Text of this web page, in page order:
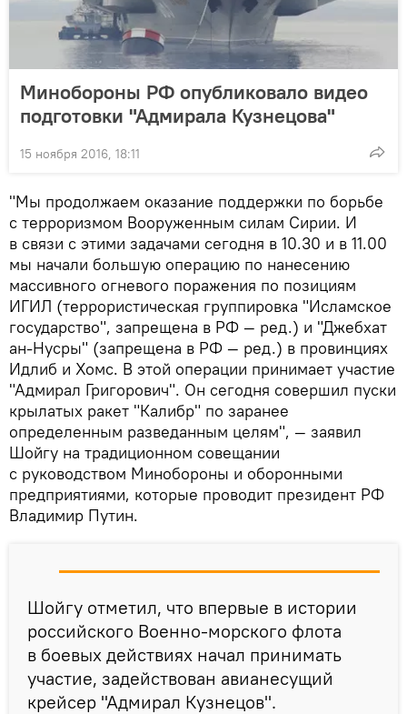
Минобороны РФ опубликовало видео
подготовки "Адмирала Кузнецова"
15 ноября 2016, 18:11
"Мы продолжаем оказание поддержки по борьбе
с терроризмом Вооруженным силам Сирии. И
в связи с этими задачами сегодня в 10.30 и в 11.00
мы начали большую операцию по нанесению
массивного огневого поражения по позициям
ИГИЛ (террористическая группировка "Исламское
государство", запрещена в РФ — ред.) и "Джебхат
ан-Нусры" (запрещена в РФ — ред.) в провинциях
Идлиб и Хомс. В этой операции принимает участие
"Адмирал Григорович". Он сегодня совершил пуски
крылатых ракет "Калибр" по заранее
определенным разведанным целям", — заявил
Шойгу на традиционном совещании
с руководством Минобороны и оборонными
предприятиями, которые проводит президент РФ
Владимир Путин.
Шойгу отметил, что впервые в истории
российского Военно-морского флота
в боевых действиях начал принимать
участие, задействован авианесущий
крейсер "Адмирал Кузнецов".